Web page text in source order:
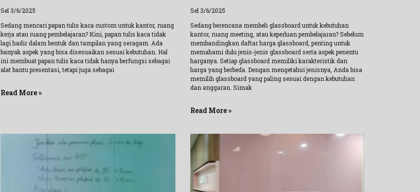
Sel 3/6/2025
Sedang mencari papan tulis kaca custom untuk kantor, ruang
kerja atau ruang pembelajaran? Kini, papan tulis kaca tidak
lagi hadir dalam bentuk dan tampilan yang seragam. Ada
banyak aspek yang bisa disesuaikan sesuai kebutuhan. Hal
ini membuat papan tulis kaca tidak hanya berfungsi sebagai
alat bantu presentasi, tetapi juga sebagai
Read More »
Sel 3/6/2025
Sedang berencana membeli glassboard untuk kebutuhan
kantor, ruang meeting, atau keperluan pembelajaran? Sebelum
membandingkan daftar harga glassboard, penting untuk
memahami dulu jenis-jenis glassboard serta aspek penentu
harganya. Setiap glassboard memiliki karakteristik dan
harga yang berbeda. Dengan mengetahui jenisnya, Anda bisa
memilih glassboard yang paling sesuai dengan kebutuhan
dan anggaran. Simak
Read More »